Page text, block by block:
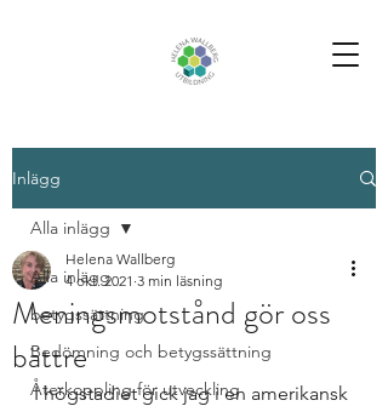
Inlägg
Alla inlägg
betygssättning
Bedömning och betygssättning
Återkoppling för utveckling
Alla inlägg
Meningsmotstånd gör oss
bättre
Helena Wallberg
4 okt. 2021 3 min läsning
I högstadiet gick jag i en amerikansk